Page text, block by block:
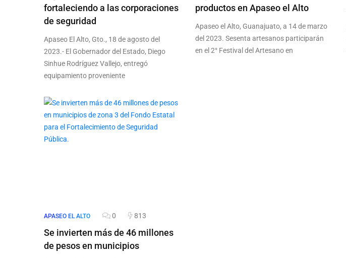
fortaleciendo a las corporaciones
de seguridad
Apaseo El Alto, Gto., 18 de agosto del
2023.- El Gobernador del Estado, Diego
Sinhue Rodríguez Vallejo, entregó
equipamiento proveniente
productos en Apaseo el Alto
Apaseo el Alto, Guanajuato, a 14 de marzo
del 2023. Sesenta artesanos participarán
en el 2° Festival del Artesano en
APASEO EL ALTO 0 813
Se invierten más de 46 millones
de pesos en municipios